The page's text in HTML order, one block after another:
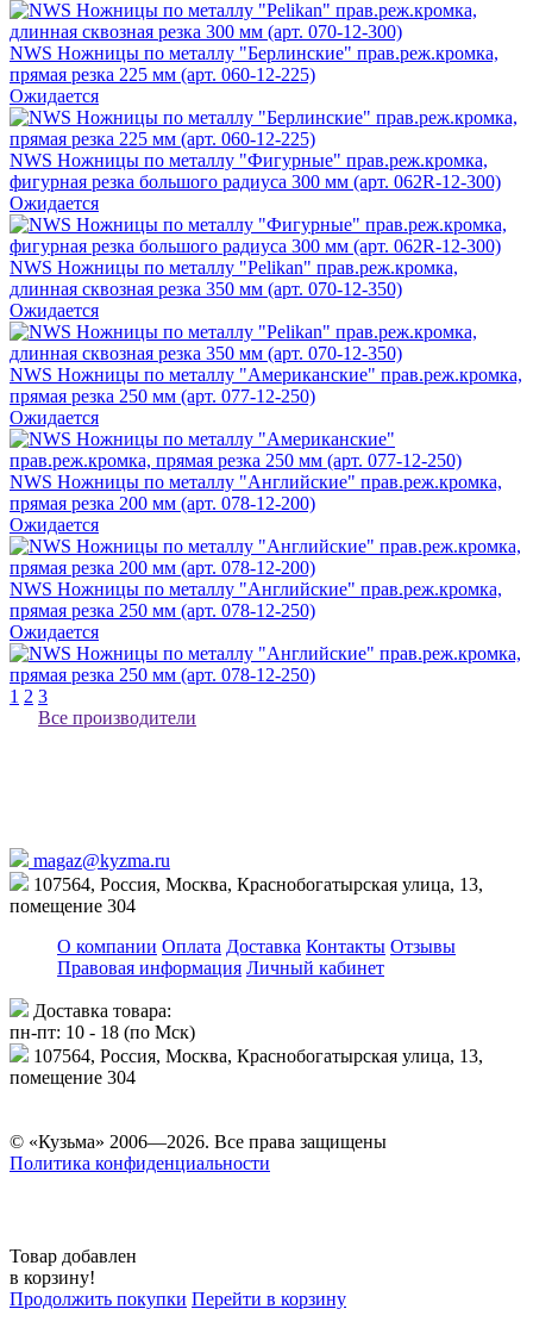
NWS Ножницы по металлу "Берлинские" прав.реж.кромка,
прямая резка 225 мм (арт. 060-12-225)
Ожидается
NWS Ножницы по металлу "Фигурные" прав.реж.кромка,
фигурная резка большого радиуса 300 мм (арт. 062R-12-300)
Ожидается
NWS Ножницы по металлу "Pelikan" прав.реж.кромка,
длинная сквозная резка 350 мм (арт. 070-12-350)
Ожидается
NWS Ножницы по металлу "Американские" прав.реж.кромка,
прямая резка 250 мм (арт. 077-12-250)
Ожидается
NWS Ножницы по металлу "Английские" прав.реж.кромка,
прямая резка 200 мм (арт. 078-12-200)
Ожидается
NWS Ножницы по металлу "Английские" прав.реж.кромка,
прямая резка 250 мм (арт. 078-12-250)
Ожидается
1 2 3
Все производители
magaz@kyzma.ru
107564, Россия, Москва, Краснобогатырская улица, 13,
помещение 304
О компании Оплата Доставка Контакты Отзывы
Правовая информация Личный кабинет
Доставка товара:
пн-пт: 10 - 18 (по Мск)
107564, Россия, Москва, Краснобогатырская улица, 13,
помещение 304
© «Кузьма» 2006—2026. Все права защищены
Политика конфиденциальности
Товар добавлен
в корзину!
Продолжить покупки Перейти в корзину